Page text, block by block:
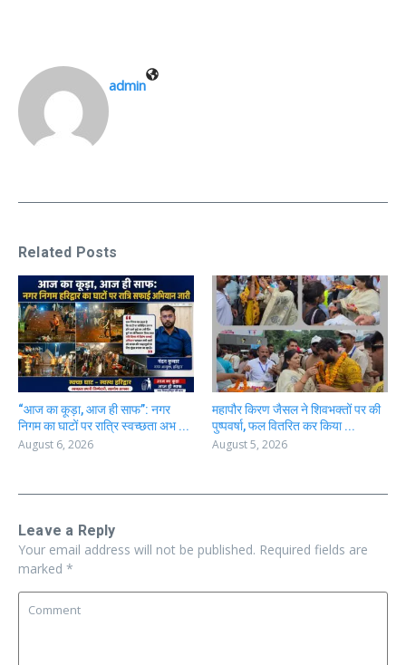
admin
Related Posts
“आज का कूड़ा, आज ही साफ”: नगर
निगम का घाटों पर रात्रि स्वच्छता अभ ...
August 6, 2026
महापौर किरण जैसल ने शिवभक्तों पर की
पुष्पवर्षा, फल वितरित कर किया ...
August 5, 2026
Leave a Reply
Your email address will not be published. Required fields are
marked *